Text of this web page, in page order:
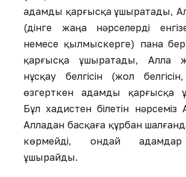
адамды қарғысқа ұшыратады,
(дінге жаңа нәрселерді
немесе қылмыскерге) пана
қарғысқа ұшыратады, Алла
нұсқау белгісін (жол
өзгерткен адамды қарғысқа
Бұл хадистен білетін нәрсеміз
Алладан басқаға құрбан
көрмейді, ондай
ұшырайды.